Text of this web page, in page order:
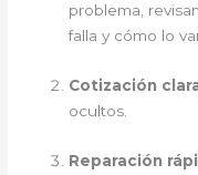
problema,
falla y cómo lo
Cotización
ocultos.
Reparación